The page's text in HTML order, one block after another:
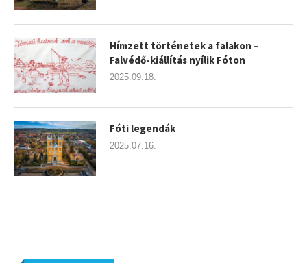
Hímzett történetek a falakon –
Falvédő-kiállítás nyílik Fóton
2025.09.18.
Fóti legendák
2025.07.16.